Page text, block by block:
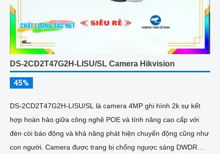
DS-2CD2T47G2H-LISU/SL Camera Hikvision
45%
DS-2CD2T47G2H-LISU/SL là camera 4MP ghi hình 2k sự kết
hợp hoàn hảo giữa công nghệ POE và tính năng cao cấp với
đèn còi báo động và khả năng phát hiện chuyển động cũng như
con người. Camera được trang bị chống ngược sáng DWDR